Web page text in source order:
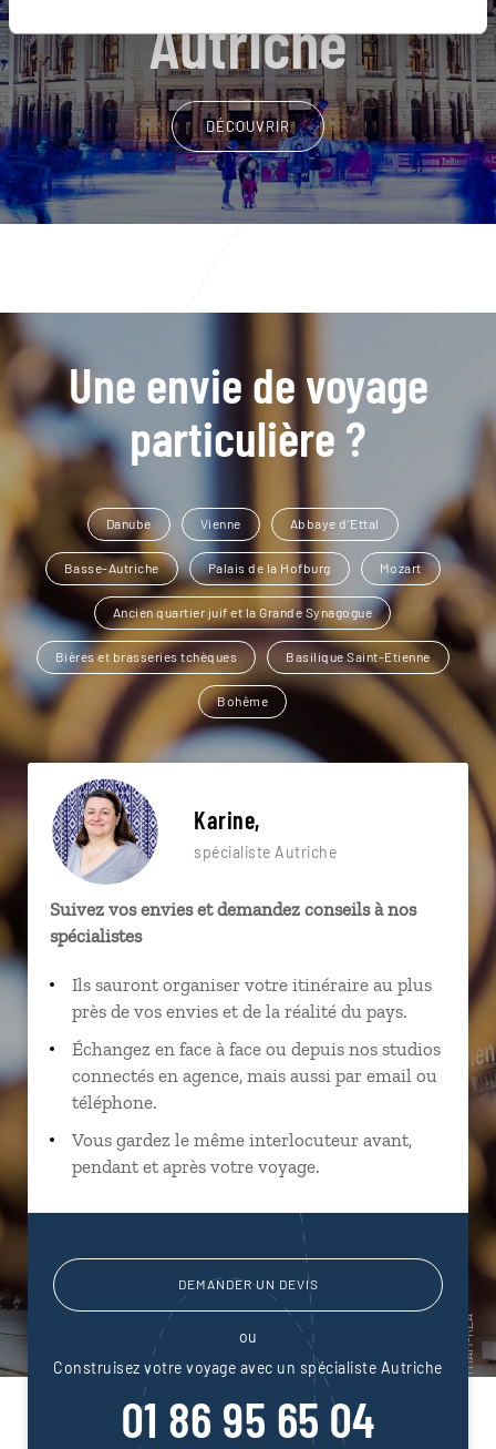
Autriche
DÉCOUVRIR
Une envie de voyage
particulière ?
Danube Vienne Abbaye d'Ettal
Basse-Autriche Palais de la Hofburg Mozart
Ancien quartier juif et la Grande Synagogue
Bières et brasseries tchèques Basilique Saint-Etienne
Bohême
Karine,
spécialiste Autriche
Suivez vos envies et demandez conseils à nos
spécialistes
Ils sauront organiser votre itinéraire au plus
près de vos envies et de la réalité du pays.
Échangez en face à face ou depuis nos studios
connectés en agence, mais aussi par email ou
téléphone.
Vous gardez le même interlocuteur avant,
pendant et après votre voyage.
DEMANDER UN DEVIS
ou
Construisez votre voyage avec un spécialiste Autriche
01 86 95 65 04